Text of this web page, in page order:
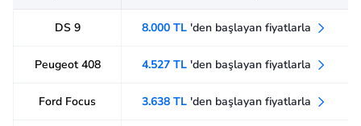
DS 9 8.000 TL'den başlayan fiyatlarla
Peugeot 408 4.527 TL'den başlayan fiyatlarla
Ford Focus 3.638 TL'den başlayan fiyatlarla